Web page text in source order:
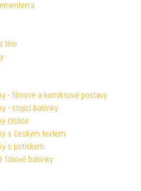
tělo
- filmové a komiksové postavy
- stojící balónky
číslice
s českým textem
s potiskem
fóliové balónky